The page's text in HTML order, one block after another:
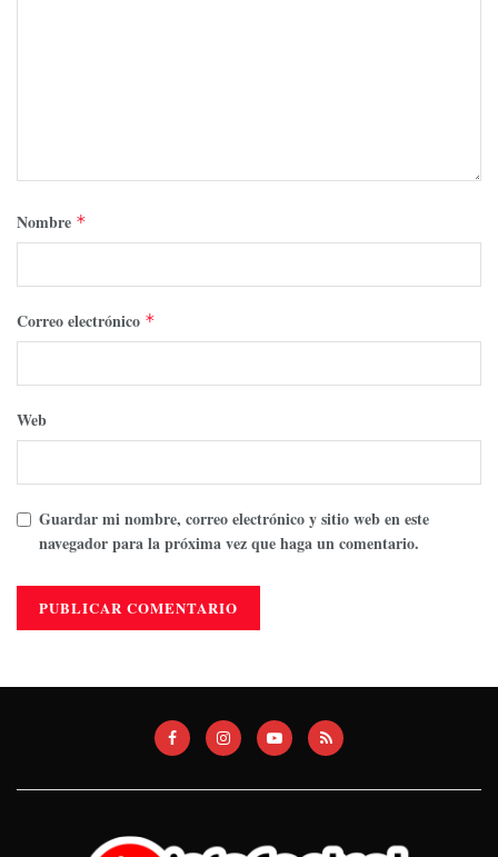
Nombre *
Correo electrónico *
Web
Guardar mi nombre, correo electrónico y sitio web en este
navegador para la próxima vez que haga un comentario.